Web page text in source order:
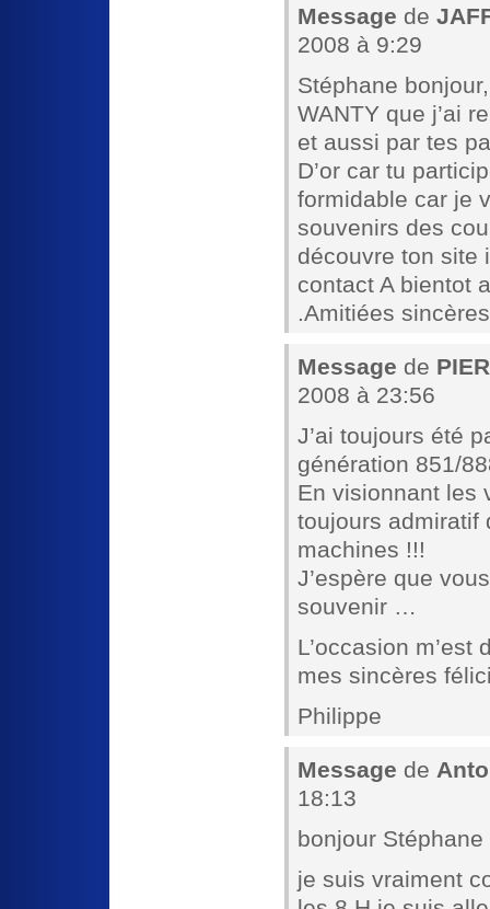
Message de
2008 à 9:29
Stéphane
WANTY que j’ai
et aussi par tes
D’or car tu
formidable car je
souvenirs des
découvre ton site
contact A bientot
.Amitiées
Message de
2008 à 23:56
J’ai toujours été
génération 851/
En visionnant les
toujours admiratif
machines !!!
J’espère que
souvenir …
L’occasion m’est
mes sincères
Philippe
Message de
18:13
bonjour Stéphane
je suis vraiment